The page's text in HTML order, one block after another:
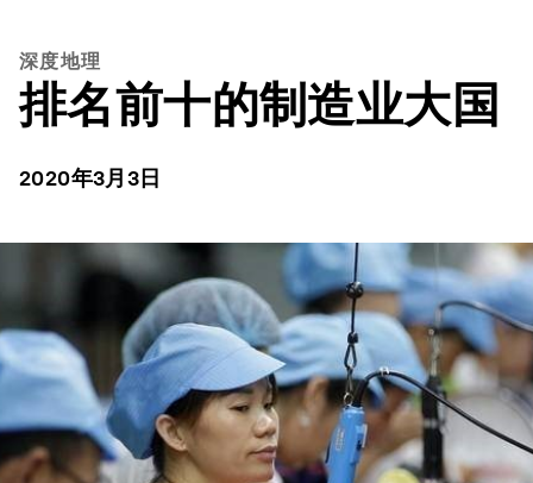
深度地理
排名前十的制造业大国
2020年3月3日